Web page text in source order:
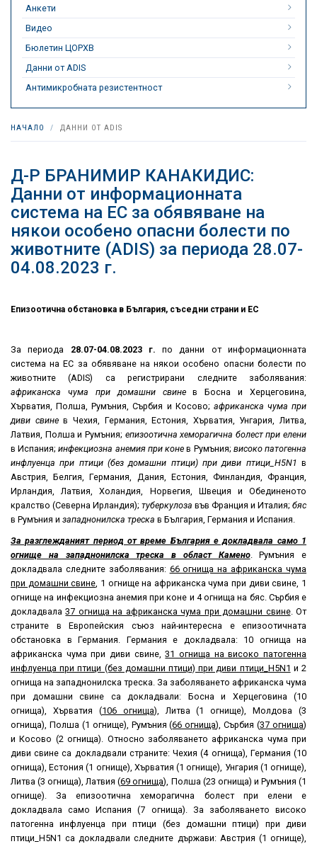
Анкети
Видео
Бюлетин ЦОРХВ
Данни от ADIS
Антимикробната резистентност
НАЧАЛО ДАННИ ОТ ADIS
Д-Р БРАНИМИР КАНАКИДИС:
Данни от информационната
система на ЕС за обявяване на
някои особено опасни болести по
животните (ADIS) за периода 28.07-
04.08.2023 г.
Епизоотична обстановка в България, съседни страни и ЕС
За периода 28.07-04.08.2023 г.по данни от информационната
система на ЕС за обявяване на някои особено опасни болести по
животните (ADIS) са регистрирани следните заболявания:
африканска чума при домашни свинев Босна и Херцеговина,
Хърватия, Полша, Румъния, Сърбия и Косово; африканска чума при
диви свинев Чехия, Германия, Естония, Хърватия, Унгария, Литва,
Латвия, Полша и Румъния; епизоотична хеморагична болест при елени
в Испания;инфекциозна анемия при коне в Румъния; високо патогенна
инфлуенца при птици (без домашни птици) при диви птици_ H5N1 в
Австрия, Белгия, Германия, Дания, Естония, Финландия, Франция,
Ирландия, Латвия, Холандия, Норвегия, Швеция и Обединеното
кралство (Северна Ирландия); туберкулоза във Франция и Италия; бяс
в Румъния и западнонилска треска в България, Германия и Испания.
За разглежданият период от време България е докладвала само 1
огнище на западнонилска треска в област Камено. Румъния е
докладвала следните заболявания: 66 огнища на африканска чума
при домашни свине , 1 огнище на африканска чума при диви свине, 1
огнище на инфекциозна анемия при коне и 4 огнища на бяс. Сърбия е
докладвала37 огнища на африканска чума при домашни свине. От
страните в Европейския съюз най-интересна е епизоотичната
обстановка в Германия. Германия е докладвала: 10 огнища на
африканска чума при диви свине,31 огнища на високо патогенна
инфлуенца при птици (без домашни птици) при диви птици_ H5N1 и 2
огнища на западнонилска треска. За заболяването африканска чума
при домашни свине са докладвали: Босна и Херцеговина (10
огнища), Хърватия (106 огнища), Литва (1 огнище), Молдова (3
огнища), Полша (1 огнище), Румъния (66 огнища), Сърбия (37 огнища)
и Косово (2 огнища). Относно заболяването африканска чума при
диви свине са докладвали страните: Чехия (4 огнища), Германия (10
огнища), Естония (1 огнище), Хърватия (1 огнище), Унгария (1 огнище),
Литва (3 огнища), Латвия (69 огнища), Полша (23 огнища) и Румъния (1
огнище). За епизоотична хеморагична болест при елени е
докладвала само Испания (7 огнища). За заболяването високо
патогенна инфлуенца при птици (без домашни птици) при диви
птици_H5N1 са докладвали следните държави: Австрия (1 огнище),